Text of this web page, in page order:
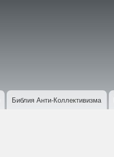
Библия Анти-Коллективизма